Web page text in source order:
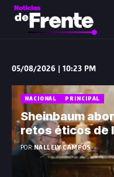
05/08/2026 | 10:23 PM
NACIONAL PRINCIPAL
Sheinbaum
retos éticos de
POR:NALLELY CAMPOS